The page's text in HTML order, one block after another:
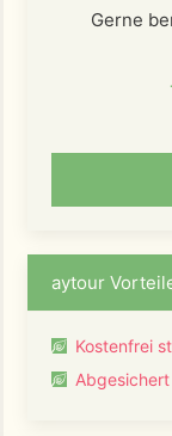
Gerne
aytour
Kostenfrei